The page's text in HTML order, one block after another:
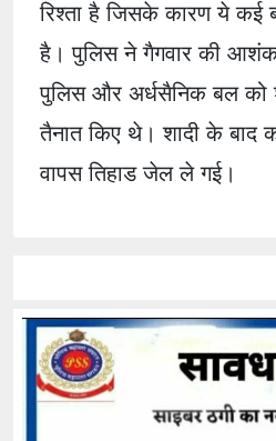
रिश्ता है जिसके कारण ये कई
है। पुलिस ने गैगवार की
पुलिस और अर्धसैनिक बल को
तैनात किए थे। शादी के बाद
वापस तिहाड जेल ले गई।